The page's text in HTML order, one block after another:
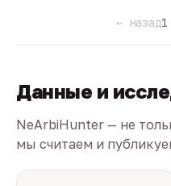
← назад
Данные и
NeArbiHunter — не
мы считаем и